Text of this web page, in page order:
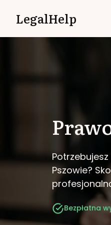
LegalHelp
Pszowie?
Bezpłatna